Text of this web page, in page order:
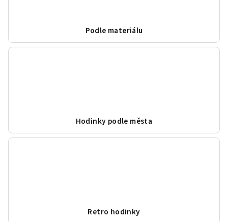
Podle materiálu
Hodinky podle města
Retro hodinky